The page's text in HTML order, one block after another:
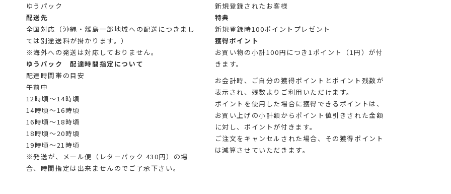
ゆうパック
配送先
全国対応（沖縄・離島一部地域への配送につきまし
ては別途送料が掛かります。）
※海外への発送は対応しておりません。
ゆうパック 配達時間指定について
配達時間帯の目安
午前中
12時頃～14時頃
14時頃～16時頃
16時頃～18時頃
18時頃～20時頃
19時頃～21時頃
※発送が、メール便（レターパック 430円）の場
合、時間指定は出来ませんのでご了承下さい。
新規登録されたお客様
特典
新規登録時100ポイントプレゼント
獲得ポイント
お買い物の小計100円につき1ポイント（1円）が付
きます。
お会計時、ご自分の獲得ポイントとポイント残数が
表示され、残数よりご利用いただけます。
ポイントを使用した場合に獲得できるポイントは、
お買い上げの小計額からポイント値引きされた金額
に対し、ポイントが付きます。
ご注文をキャンセルされた場合、その獲得ポイント
は減算させていただきます。